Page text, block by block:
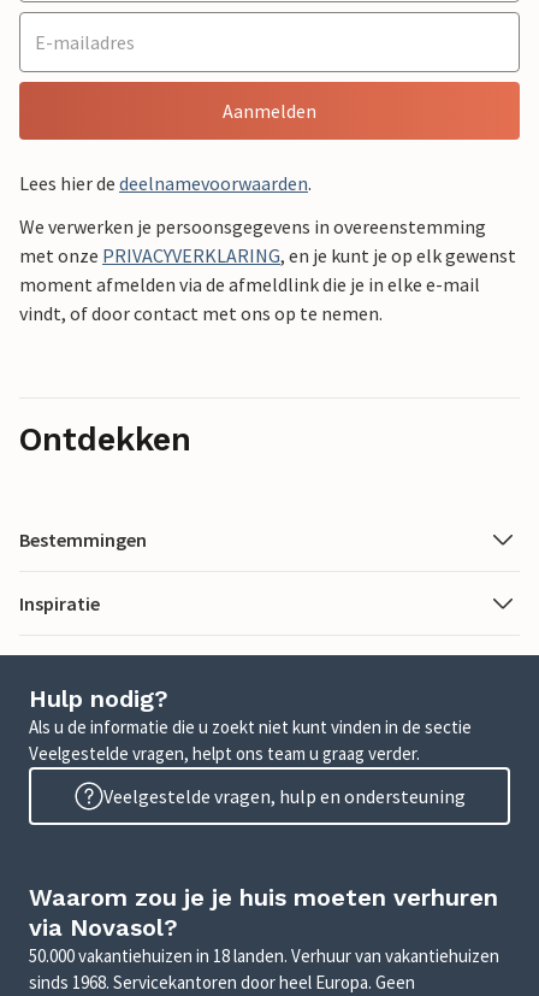
Aanmelden
Lees hier de deelnamevoorwaarden.
We verwerken je persoonsgegevens in overeenstemming
met onze PRIVACYVERKLARING, en je kunt je op elk gewenst
moment afmelden via de afmeldlink die je in elke e-mail
vindt, of door contact met ons op te nemen.
Ontdekken
Bestemmingen
Inspiratie
Hulp nodig?
Als u de informatie die u zoekt niet kunt vinden in de sectie
Veelgestelde vragen, helpt ons team u graag verder.
Veelgestelde vragen, hulp en ondersteuning
Waarom zou je je huis moeten verhuren
via Novasol?
50.000 vakantiehuizen in 18 landen. Verhuur van vakantiehuizen
sinds 1968. Servicekantoren door heel Europa. Geen